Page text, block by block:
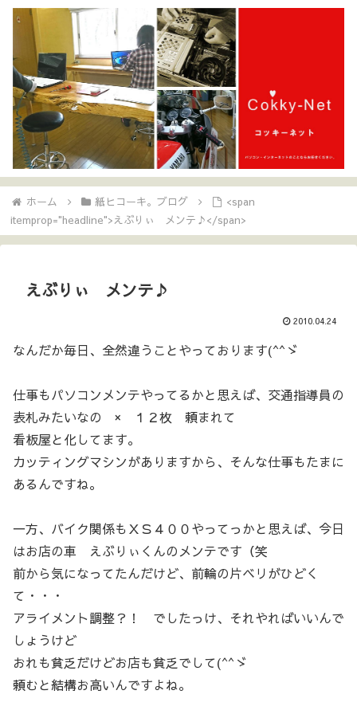
ホーム 紙ヒコーキ。ブログ
<span
itemprop="headline">えぶりぃ メンテ♪</span>
えぶりぃ メンテ♪
2010.04.24
なんだか毎日、全然違うことやっております(^^ゞ
仕事もパソコンメンテやってるかと思えば、交通指導員の
表札みたいなの × １２枚 頼まれて
看板屋と化してます。
カッティングマシンがありますから、そんな仕事もたまに
あるんですね。
一方、バイク関係もＸＳ４００やってっかと思えば、今日
はお店の車 えぶりぃくんのメンテです（笑
前から気になってたんだけど、前輪の片ベリがひどく
て・・・
アライメント調整？！ でしたっけ、それやればいいんで
しょうけど
おれも貧乏だけどお店も貧乏でして(^^ゞ
頼むと結構お高いんですよね。